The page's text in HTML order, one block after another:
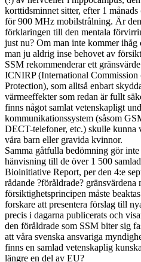
korttidsminnet sitter, efter 1
för 900 MHz mobilstrålning. Är
förklaringen till den mentala
just nu? Om man inte kommer ihåg
man ju aldrig inse behovet av
SSM rekommenderar ett
ICNIRP(International
Protection), som alltså enbart
värmeeffekter som redan är fullt
finns något samlat vetenskapligt
kommunikationssystem (såsom
DECT-telefoner, etc.) skulle kunna
våra barn eller gravida kvinnor.
Samma gåtfulla bedömning gör
hänvisning till de över 1 500
Bioinitiative Report, per den 4:e
rådande ?föråldrade? gränsvärdena
försiktighetsprincipen måste
forskare att presentera förslag till
precis i dagarna publicerats och
den föråldrade som SSM biter sig
att våra svenska ansvariga
finns en samlad vetenskaplig
längre en del av EU?